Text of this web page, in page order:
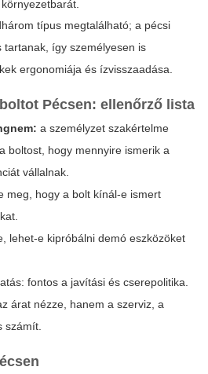
típus megtalálható; a pécsi
így személyesen is
ergonomiája és ízvisszaadása.
Pécsen: ellenőrző lista
a személyzet szakértelme
boltost, hogy mennyire ismerik a
vállalnak.
meg, hogy a bolt kínál-e ismert
lehet-e kipróbálni demó eszközöket
fontos a javítási és cserepolitika.
árat nézze, hanem a szerviz, a
számít.